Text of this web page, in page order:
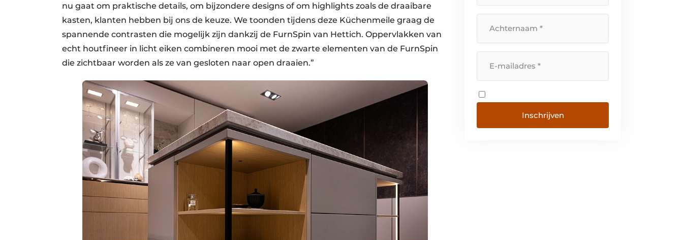
nu gaat om praktische details, om bijzondere designs of om highlights zoals de draaibare
kasten, klanten hebben bij ons de keuze. We toonden tijdens deze Küchenmeile graag de
spannende contrasten die mogelijk zijn dankzij de FurnSpin van Hettich. Oppervlakken van
echt houtfineer in licht eiken combineren mooi met de zwarte elementen van de FurnSpin
die zichtbaar worden als ze van gesloten naar open draaien.”
Inschrijven